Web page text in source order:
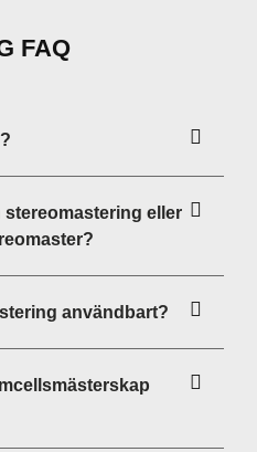
FAQ
eller
användbart?